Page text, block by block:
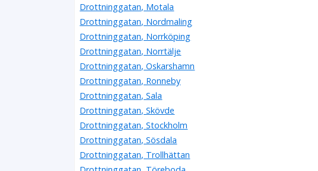
Drottninggatan, Motala
Drottninggatan, Nordmaling
Drottninggatan, Norrköping
Drottninggatan, Norrtälje
Drottninggatan, Oskarshamn
Drottninggatan, Ronneby
Drottninggatan, Sala
Drottninggatan, Skövde
Drottninggatan, Stockholm
Drottninggatan, Sösdala
Drottninggatan, Trollhättan